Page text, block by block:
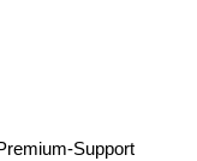
Support